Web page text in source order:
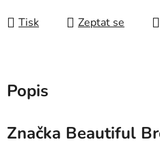
Tisk Zeptat se
Popis
Značka Beautiful